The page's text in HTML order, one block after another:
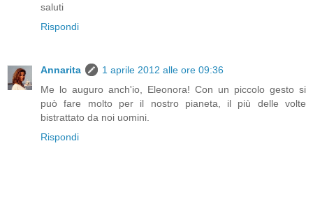
saluti
Rispondi
Annarita
1 aprile 2012 alle ore 09:36
Me lo auguro anch'io, Eleonora! Con un piccolo gesto si
può fare molto per il nostro pianeta, il più delle volte
bistrattato da noi uomini.
Rispondi